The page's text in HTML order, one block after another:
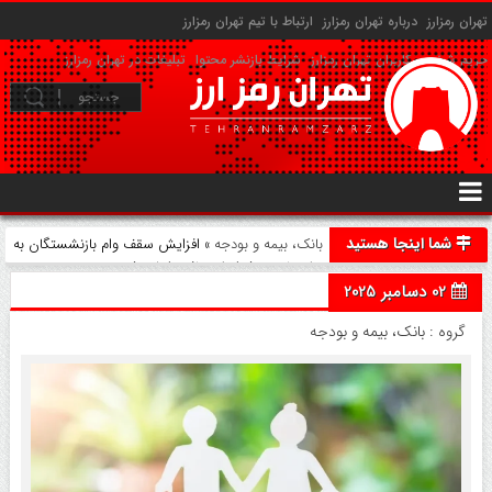
تهران رمزارز درباره تهران رمزارز ارتباط با تیم تهران رمزارز
حریم شخصی کاربران تهران رمزارز شرایط بازنشر محتوا تبلیغات در تهران رمزارز
شما اینجا هستید بانک، بیمه و بودجه » افزایش سقف وام بازنشستگان به
۵۰ میلیون؛ شرایط دریافت اعلام شد
02 دسامبر 2025
گروه :بانک، بیمه و بودجه